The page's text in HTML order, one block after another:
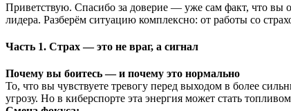
Приветствую. Спасибо за доверие — уже сам факт, что вы
лидера. Разберём ситуацию комплексно: от работы со
Часть 1. Страх — это не враг, а сигнал
Почему вы боитесь — и почему это нормально
То, что вы чувствуете тревогу перед выходом в более
угрозу. Но в киберспорте эта энергия может стать